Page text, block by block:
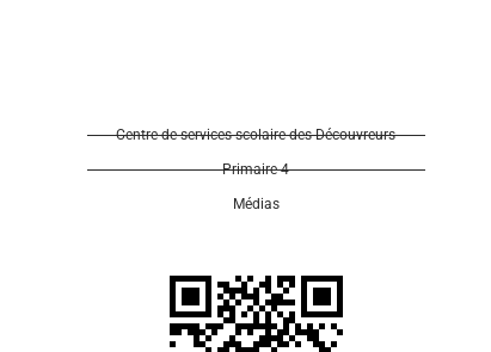
Centre de services scolaire des Découvreurs
Primaire 4
Médias